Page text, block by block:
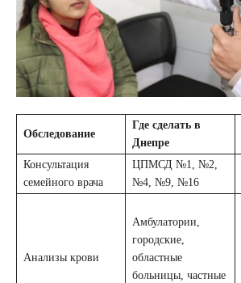
Обследование
Где сделать в
Днепре
Консультация
семейного врача
ЦПМСД №1, №2,
№4, №9, №16
Анализы крови
Амбулатории,
городские,
областные
больницы, частные